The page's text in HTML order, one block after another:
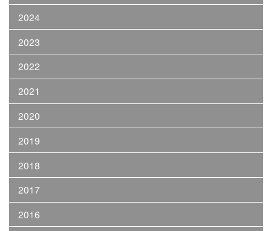
2024
2023
2022
2021
2020
2019
2018
2017
2016